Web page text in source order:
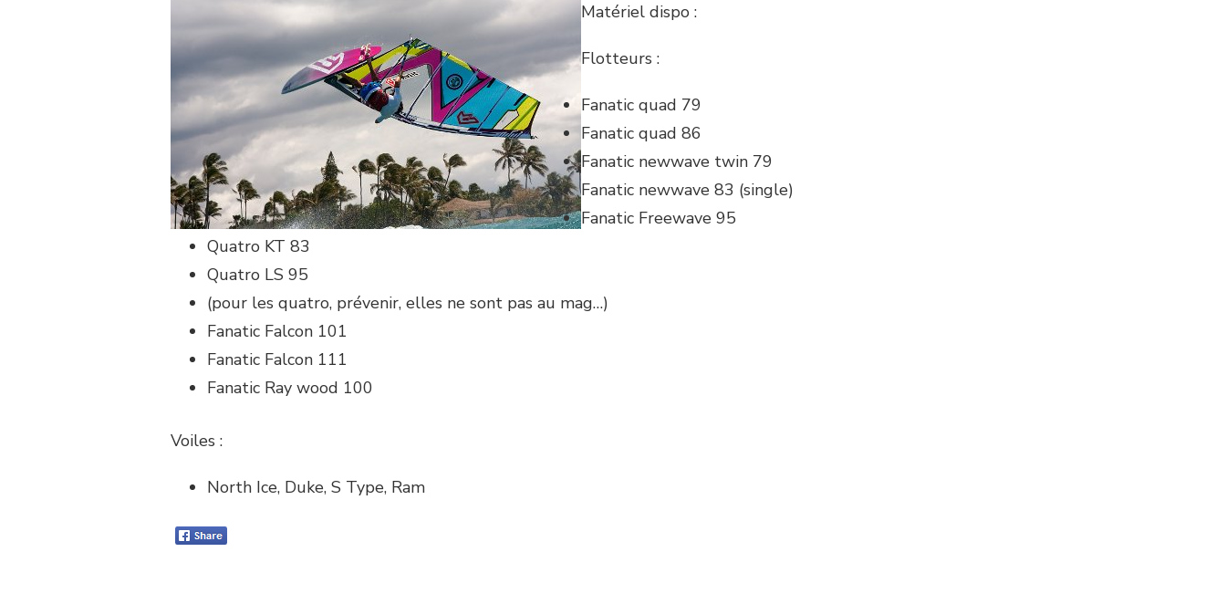
Matériel dispo :
Flotteurs :
Fanatic quad 79
Fanatic quad 86
Fanatic newwave twin 79
Fanatic newwave 83 (single)
Fanatic Freewave 95
Quatro KT 83
Quatro LS 95
(pour les quatro, prévenir, elles ne sont pas au mag…)
Fanatic Falcon 101
Fanatic Falcon 111
Fanatic Ray wood 100
Voiles :
North Ice, Duke, S Type, Ram